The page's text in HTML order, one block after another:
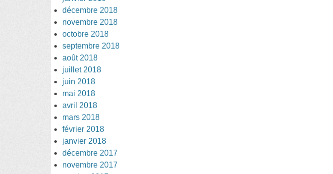
décembre 2018
novembre 2018
octobre 2018
septembre 2018
août 2018
juillet 2018
juin 2018
mai 2018
avril 2018
mars 2018
février 2018
janvier 2018
décembre 2017
novembre 2017